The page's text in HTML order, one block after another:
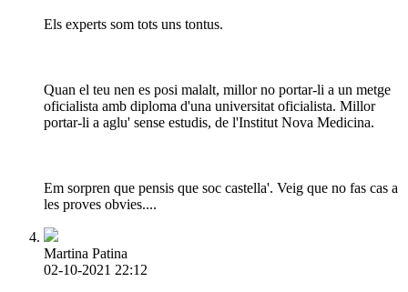
Els experts som tots uns tontus.
Quan el teu nen es posi malalt, millor no portar-li a un metge
oficialista amb diploma d'una universitat oficialista. Millor
portar-li a aglu' sense estudis, de l'Institut Nova Medicina.
Em sorpren que pensis que soc castella'. Veig que no fas cas a
les proves obvies....
Martina Patina
02-10-2021 22:12